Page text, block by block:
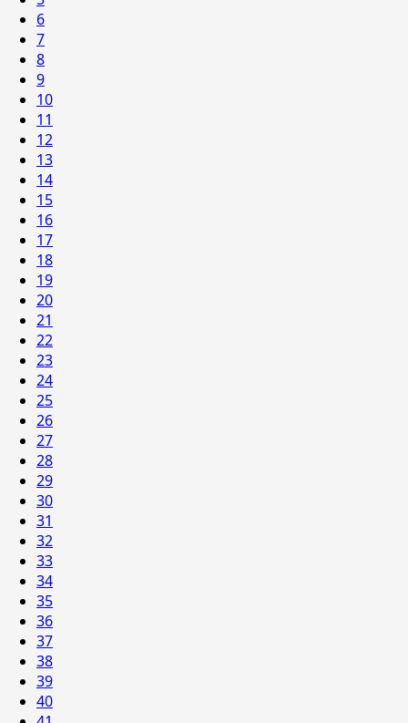
6
7
8
9
10
11
12
13
14
15
16
17
18
19
20
21
22
23
24
25
26
27
28
29
30
31
32
33
34
35
36
37
38
39
40